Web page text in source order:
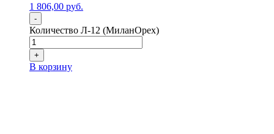
1 806,00 руб.
-
Количество Л-12 (МиланОрех)
+
В корзину